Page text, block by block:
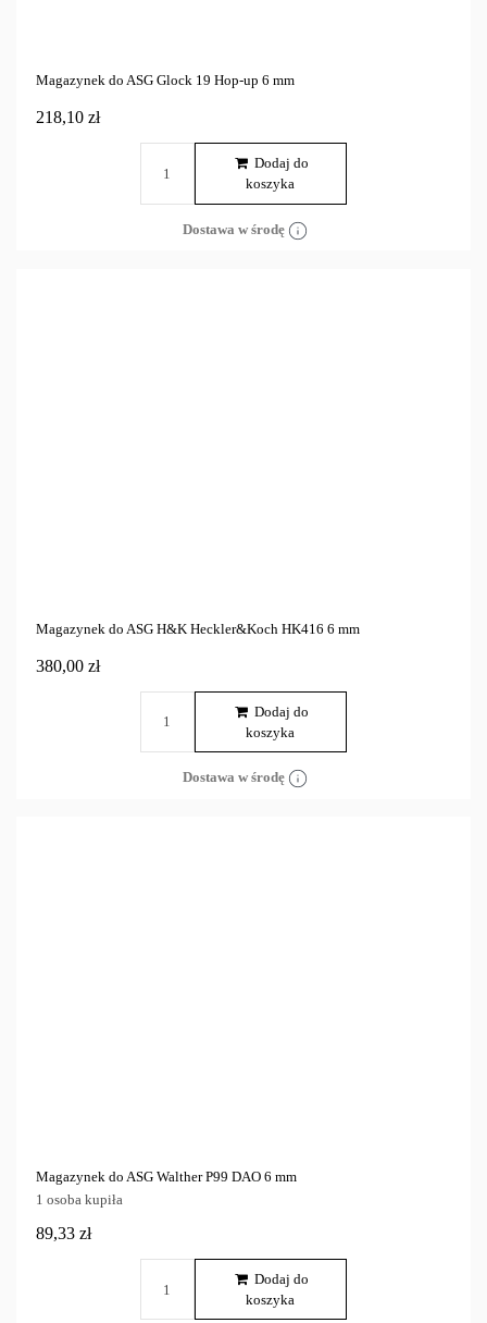
Magazynek do ASG Glock 19 Hop-up 6 mm
218,10 zł
Dodaj do
koszyka
Dostawa w środę
Magazynek do ASG H&K Heckler&Koch HK416 6 mm
380,00 zł
Dodaj do
koszyka
Dostawa w środę
Magazynek do ASG Walther P99 DAO 6 mm
1 osoba kupiła
89,33 zł
Dodaj do
koszyka